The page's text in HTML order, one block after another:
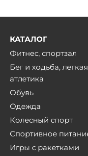
КАТАЛОГ
Фитнес, спортзал
Бег и ходьба, легкая
атлетика
Обувь
Одежда
Колесный спорт
Спортивное
Игры с ракетками